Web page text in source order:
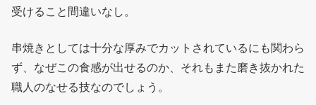
受けること間違いなし。
串焼きとしては十分な厚みでカットされているにも関わら
ず、なぜこの食感が出せるのか、それもまた磨き抜かれた
職人のなせる技なのでしょう。